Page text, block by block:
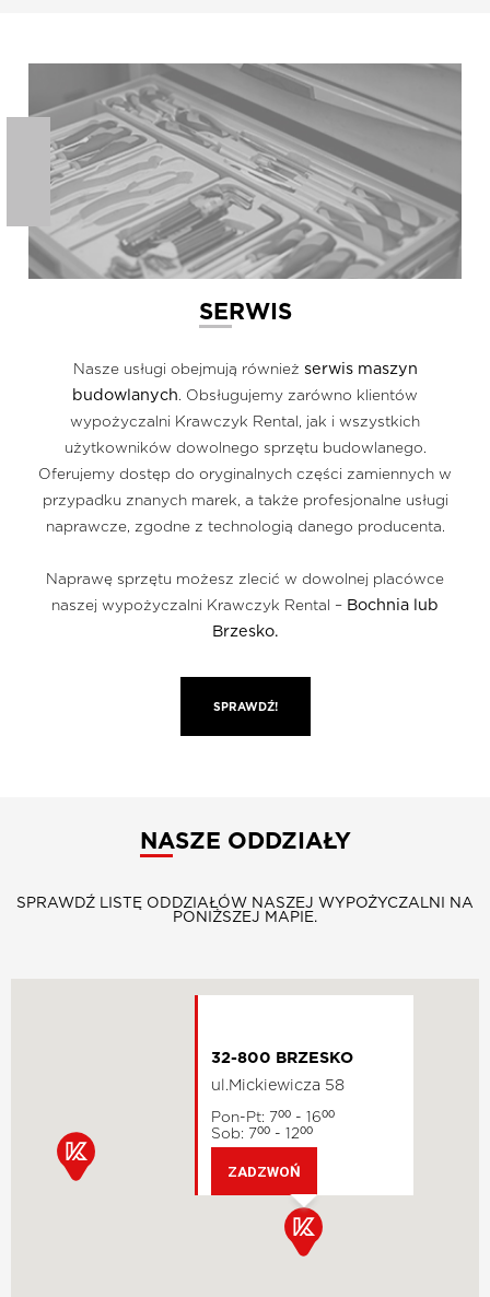
SERWIS
Nasze usługi obejmują również serwis maszyn
budowlanych. Obsługujemy zarówno klientów
wypożyczalni Krawczyk Rental, jak i wszystkich
użytkowników dowolnego sprzętu budowlanego.
Oferujemy dostęp do oryginalnych części zamiennych w
przypadku znanych marek, a także profesjonalne usługi
naprawcze, zgodne z technologią danego producenta.
Naprawę sprzętu możesz zlecić w dowolnej placówce
naszej wypożyczalni Krawczyk Rental – Bochnia lub
Brzesko.
SPRAWDŹ!
NASZE ODDZIAŁY
SPRAWDŹ LISTĘ ODDZIAŁÓW NASZEJ WYPOŻYCZALNI NA
PONIŻSZEJ MAPIE.
32-800 BRZESKO
ul.Mickiewicza 58
Pon-Pt: 700 - 1600
Sob: 700 - 1200
ZADZWOŃ